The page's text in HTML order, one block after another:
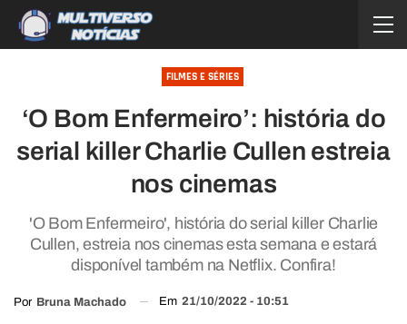
FILMES E SÉRIES
‘O Bom Enfermeiro’: história do
serial killer Charlie Cullen estreia
nos cinemas
'O Bom Enfermeiro', história do serial killer Charlie
Cullen, estreia nos cinemas esta semana e estará
disponível também na Netflix. Confira!
Por Bruna Machado Em 21/10/2022 - 10:51